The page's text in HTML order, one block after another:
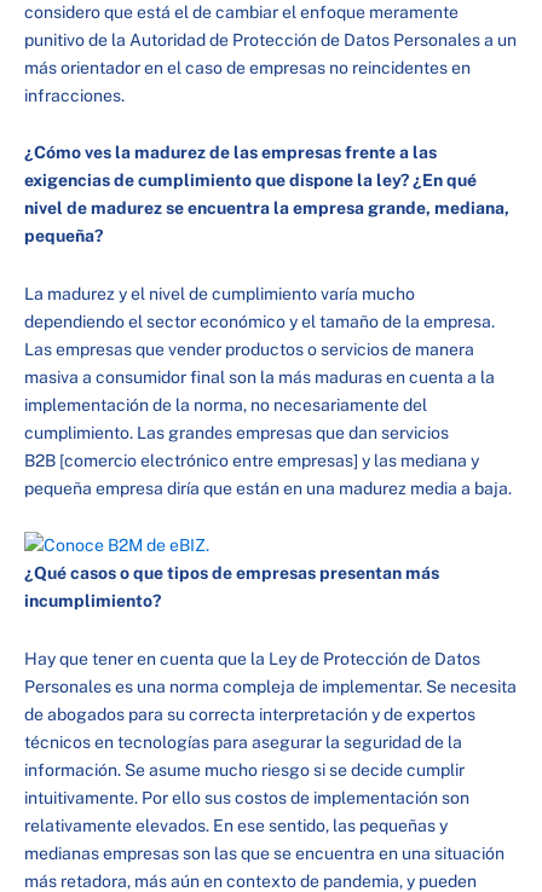
considero que está el de cambiar el enfoque meramente
punitivo de la Autoridad de Protección de Datos Personales a un
más orientador en el caso de empresas no reincidentes en
infracciones.
¿Cómo ves la madurez de las empresas frente a las
exigencias de cumplimiento que dispone la ley? ¿En qué
nivel de madurez se encuentra la empresa grande, mediana,
pequeña?
La madurez y el nivel de cumplimiento varía mucho
dependiendo el sector económico y el tamaño de la empresa.
Las empresas que vender productos o servicios de manera
masiva a consumidor final son la más maduras en cuenta a la
implementación de la norma, no necesariamente del
cumplimiento. Las grandes empresas que dan servicios
B2B [comercio electrónico entre empresas] y las mediana y
pequeña empresa diría que están en una madurez media a baja.
¿Qué casos o que tipos de empresas presentan más
incumplimiento?
Hay que tener en cuenta que la Ley de Protección de Datos
Personales es una norma compleja de implementar. Se necesita
de abogados para su correcta interpretación y de expertos
técnicos en tecnologías para asegurar la seguridad de la
información. Se asume mucho riesgo si se decide cumplir
intuitivamente. Por ello sus costos de implementación son
relativamente elevados. En ese sentido, las pequeñas y
medianas empresas son las que se encuentra en una situación
más retadora, más aún en contexto de pandemia, y pueden